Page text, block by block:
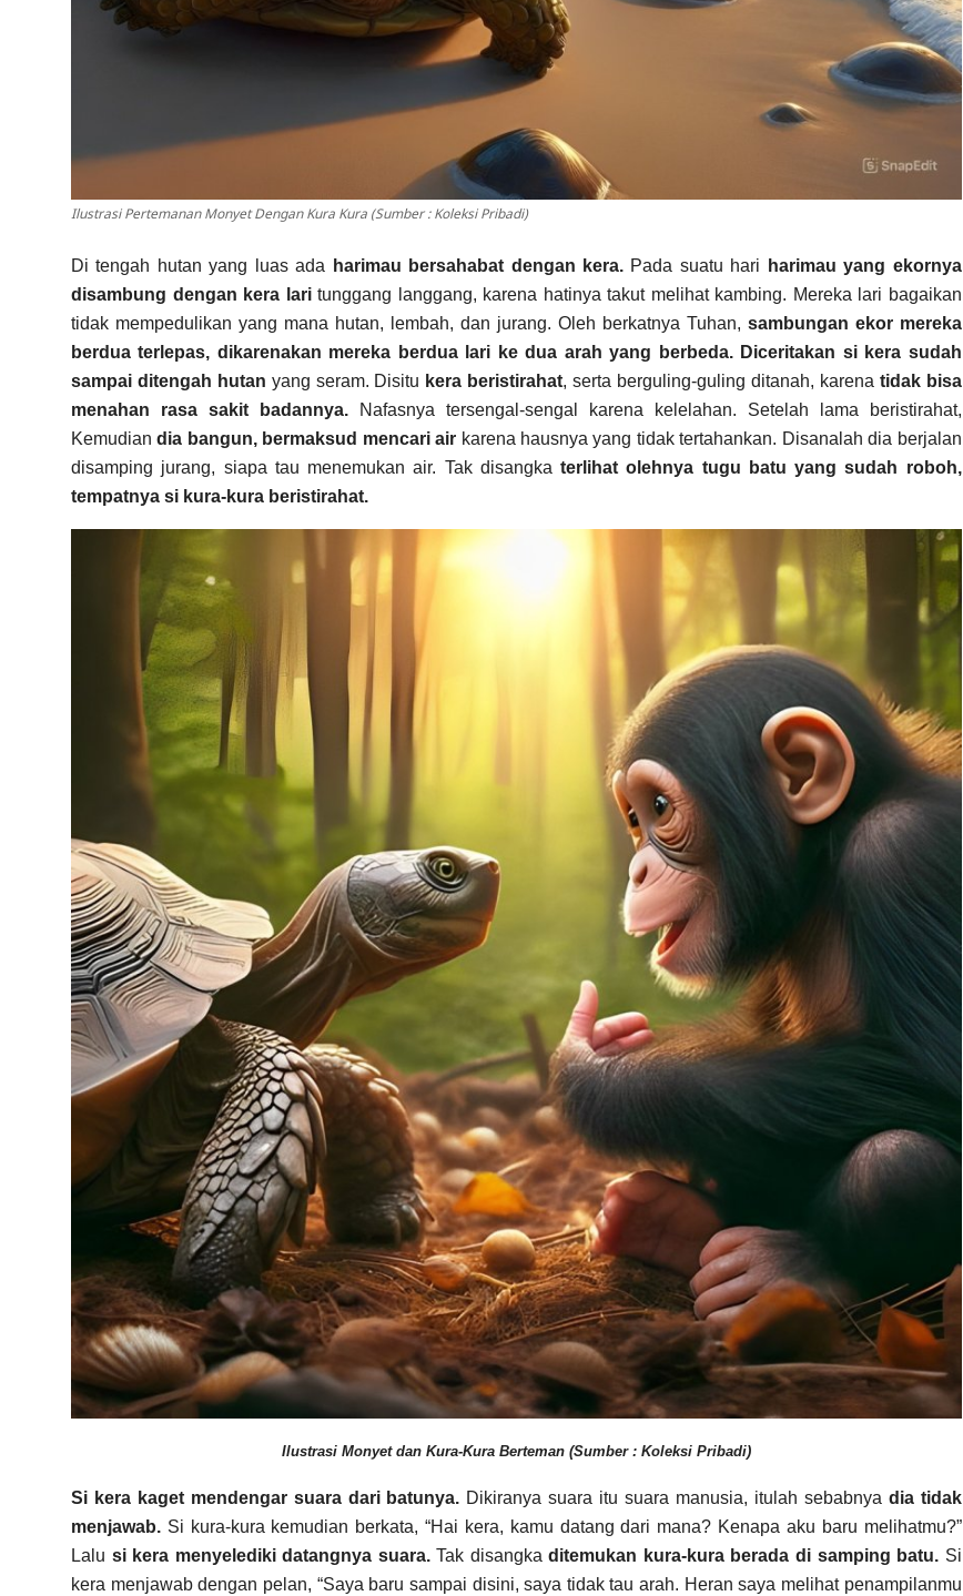
Ilustrasi Pertemanan Monyet Dengan Kura Kura (Sumber : Koleksi Pribadi)
Di tengah hutan yang luas ada harimau bersahabat dengan kera. Pada suatu hari
harimau yang ekornya
disambung dengan kera laritunggang langgang, karena hatinya takut melihat kambing. Mereka lari bagaikan
tidak mempedulikan yang mana hutan, lembah, dan jurang. Oleh berkatnya Tuhan, sambungan ekor mereka
berdua terlepas, dikarenakan mereka berdua lari ke dua arah yang berbeda. Diceritakan si kera sudah
sampai ditengah hutan yang seram. Disitu kera beristirahat, serta berguling-guling ditanah, karena tidak bisa
menahan rasa sakit badannya.Nafasnya tersengal-sengal karena kelelahan. Setelah lama beristirahat,
Kemudiandia bangun, bermaksud mencari air karena hausnya yang tidak tertahankan. Disanalah dia berjalan
disamping jurang, siapa tau menemukan air. Tak disangka terlihat olehnya tugu batu yang sudah roboh,
tempatnya si kura-kura beristirahat.
Ilustrasi Monyet dan Kura-Kura Berteman (Sumber : Koleksi Pribadi)
Si kera kaget mendengar suara dari batunya. Dikiranya suara itu suara manusia, itulah sebabnya dia tidak
menjawab. Si kura-kura kemudian berkata, “Hai kera, kamu datang dari mana? Kenapa aku baru melihatmu?”
Lalu si kera menyelediki datangnya suara.Tak disangka ditemukan kura-kura berada di samping batu. Si
kera menjawab dengan pelan, “Saya baru sampai disini, saya tidak tau arah. Heran saya melihat penampilanmu